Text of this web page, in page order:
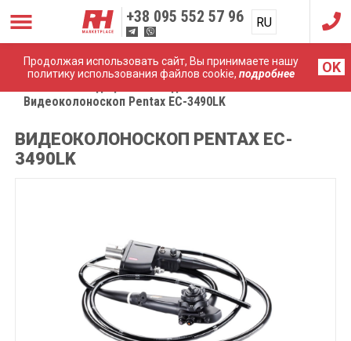
Продолжая использовать сайт, Вы принимаете нашу
политику использования файлов cookie, подробнее OK
+38 095 552 57 96 RU
UA
Видеоколоноскоп Pentax EC-3490LK
ВИДЕОКОЛОНОСКОП PENTAX EC-
3490LK